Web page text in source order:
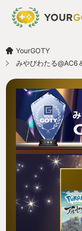
YourGOTY
みやびわたる@AC6